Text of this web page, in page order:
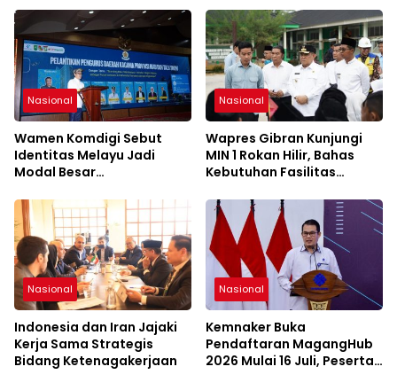
Nasional
Wamen Komdigi Sebut
Identitas Melayu Jadi
Modal Besar
Digital
Nasional
Wapres Gibran Kunjungi
MIN 1 Rokan Hilir, Bahas
Kebutuhan Fasilitas
Nasional
Indonesia dan Iran Jajaki
Kerja Sama Strategis
Bidang Ketenagakerjaan
Nasional
Kemnaker Buka
Pendaftaran MagangHub
2026 Mulai 16 Juli, Peserta